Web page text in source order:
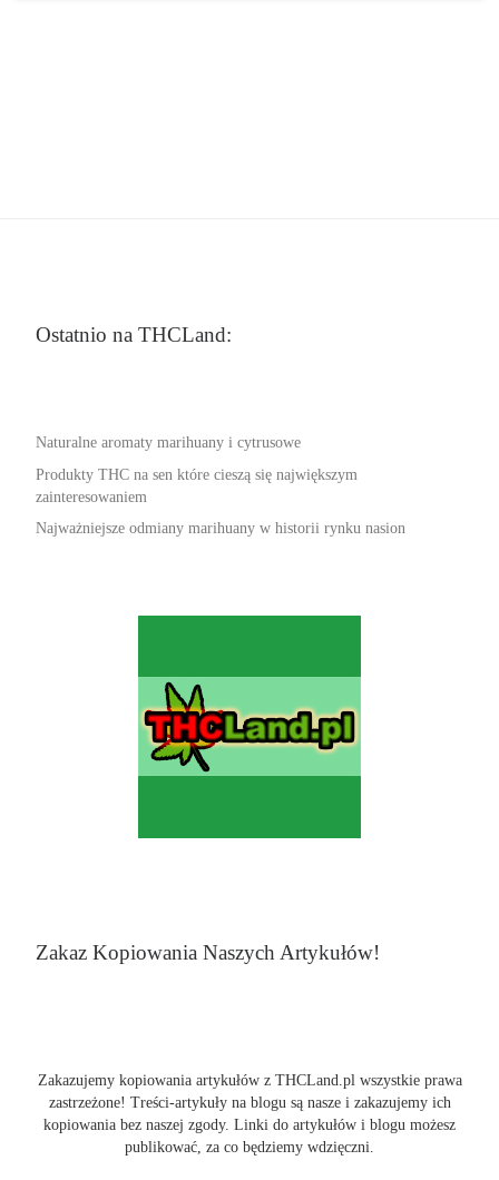
Ostatnio na THCLand:
Naturalne aromaty marihuany i cytrusowe
Produkty THC na sen które cieszą się największym
zainteresowaniem
Najważniejsze odmiany marihuany w historii rynku nasion
Zakaz Kopiowania Naszych Artykułów!
Zakazujemy kopiowania artykułów z THCLand.pl wszystkie prawa
zastrzeżone! Treści-artykuły na blogu są nasze i zakazujemy ich
kopiowania bez naszej zgody. Linki do artykułów i blogu możesz
publikować, za co będziemy wdzięczni.